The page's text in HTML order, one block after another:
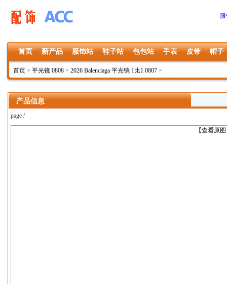
首页 新产品 服饰站 鞋子站 包包站 手表 皮带 帽子
首页 > 平光镜 0808 > 2026 Balenciaga 平光镜 1比1 0807 >
产品信息
page /
【查看原
上一张